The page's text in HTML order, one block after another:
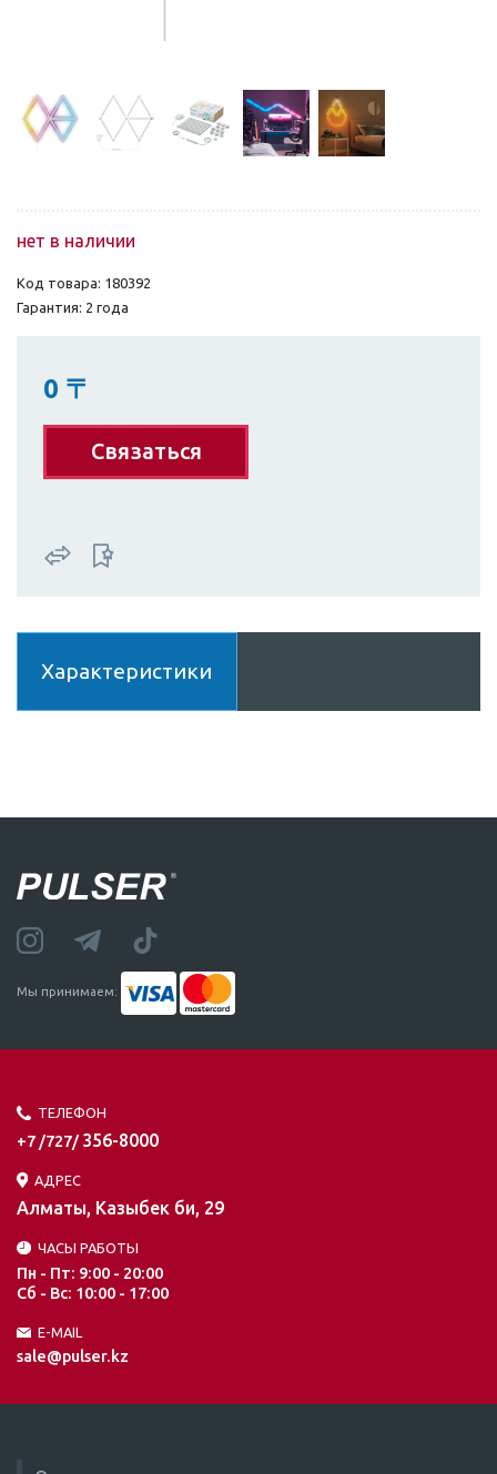
нет в наличии
Код товара: 180392
Гарантия: 2 года
0 〒
Связаться
Характеристики
Мы принимаем:
ТЕЛЕФОН
+7 /727/ 356-8000
АДРЕС
Алматы, Казыбек би, 29
ЧАСЫ РАБОТЫ
Пн - Пт: 9:00 - 20:00
Сб - Вс: 10:00 - 17:00
E-MAIL
sale@pulser.kz